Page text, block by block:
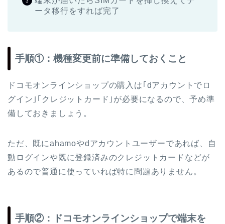
ータ移行をすれば完了
手順①：機種変更前に準備しておくこと
ドコモオンラインショップの購入は｢dアカウントでロ
グイン｣｢クレジットカード｣が必要になるので、予め準
備しておきましょう。
ただ、既にahamoやdアカウントユーザーであれば、自
動ログインや既に登録済みのクレジットカードなどが
あるので普通に使っていれば特に問題ありません。
手順②：ドコモオンラインショップで端末を